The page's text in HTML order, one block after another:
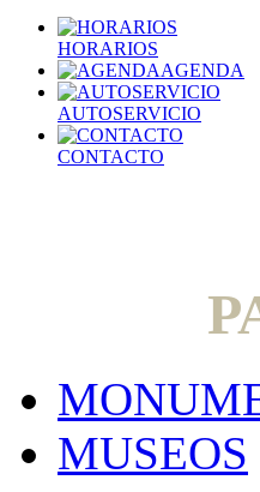
HORARIOS
AGENDA
AUTOSERVICIO
CONTACTO
MUSEOS